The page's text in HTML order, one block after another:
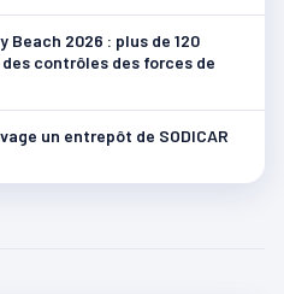
Beach 2026 : plus de 120
contrôles des forces de
un entrepôt de SODICAR